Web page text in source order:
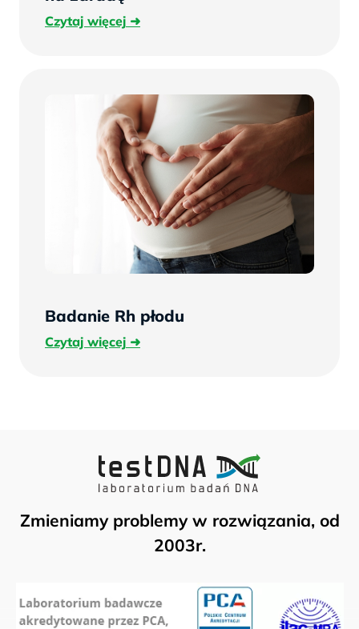
Czytaj więcejCzytaj
Badanie Rh płodu
Czytaj więcejCzytaj
Zmieniamy problemy w rozwiązania, od
2003r.